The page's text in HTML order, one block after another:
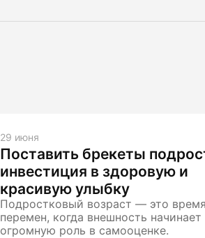
29 июня
Поставить брекеты
инвестиция в здоровую и
красивую улыбку
Подростковый возраст — это время
перемен, когда внешность начинает
огромную роль в самооценке.